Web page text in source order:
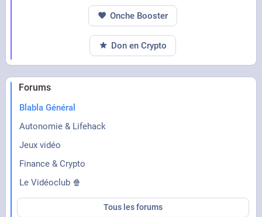
Forums
Blabla Général
Autonomie & Lifehack
Jeux vidéo
Finance & Crypto
Le Vidéoclub 🍿
Tous les forums
Onche Booster
Don en Crypto